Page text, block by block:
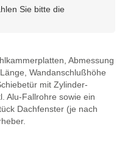
Abmessung
Wandanschlußhöhe
mit Zylinder-
Alu-Fallrohre sowie ein
Dachfenster (je nach
Sie bitte die